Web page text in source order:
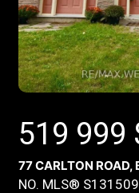
519 999
77 CARLTON
NO. MLS®